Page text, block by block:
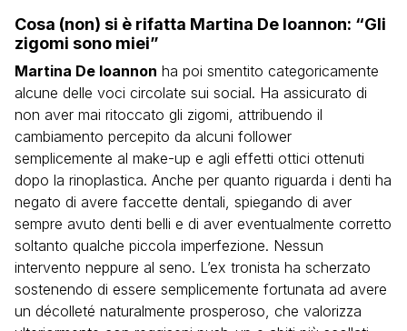
Cosa (non) si è rifatta Martina De Ioannon: “Gli
zigomi sono miei”
Martina De Ioannon ha poi smentito categoricamente
alcune delle voci circolate sui social. Ha assicurato di
non aver mai ritoccato gli zigomi, attribuendo il
cambiamento percepito da alcuni follower
semplicemente al make-up e agli effetti ottici ottenuti
dopo la rinoplastica. Anche per quanto riguarda i denti ha
negato di avere faccette dentali, spiegando di aver
sempre avuto denti belli e di aver eventualmente corretto
soltanto qualche piccola imperfezione. Nessun
intervento neppure al seno. L’ex tronista ha scherzato
sostenendo di essere semplicemente fortunata ad avere
un décolleté naturalmente prosperoso, che valorizza